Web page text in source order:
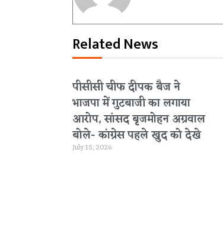
Related News
पीसीसी चीफ दीपक बैज ने
भाजपा में गुटबाजी का लगाया
आरोप, सांसद बृजमोहन अग्रवाल
बोले- कांग्रेस पहले खुद को देखे
July 15, 2026